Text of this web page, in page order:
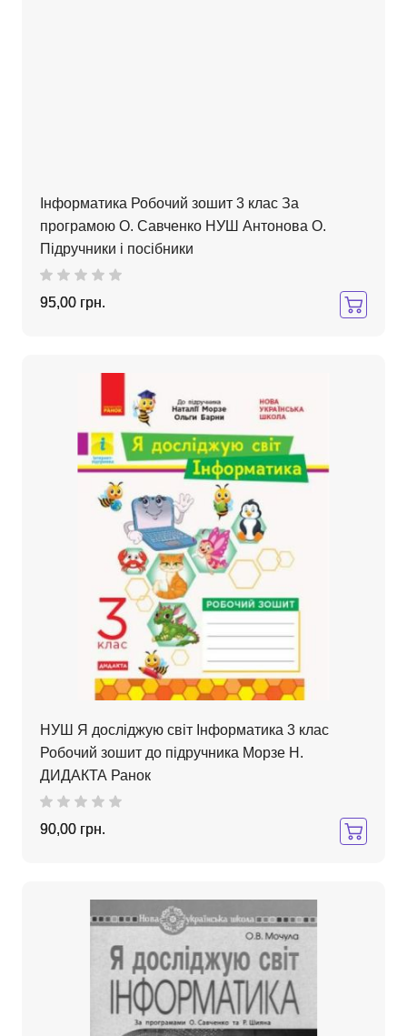
Інформатика Робочий зошит 3 клас За
програмою О. Савченко НУШ Антонова О.
Підручники і посібники
95,00 грн.
НУШ Я досліджую світ Інформатика 3 клас
Робочий зошит до підручника Морзе Н.
ДИДАКТА Ранок
90,00 грн.